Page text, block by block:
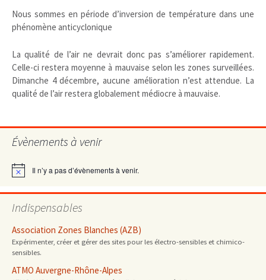
Nous sommes en période d’inversion de température dans une
phénomène anticyclonique
La qualité de l’air ne devrait donc pas s’améliorer rapidement.
Celle-ci restera moyenne à mauvaise selon les zones surveillées.
Dimanche 4 décembre, aucune amélioration n’est attendue. La
qualité de l’air restera globalement médiocre à mauvaise.
Évènements à venir
Notice Il n’y a pas d’évènements à venir.
Indispensables
Association Zones Blanches (AZB)
Expérimenter, créer et gérer des sites pour les électro-sensibles et chimico-
sensibles.
ATMO Auvergne-Rhône-Alpes